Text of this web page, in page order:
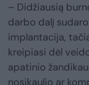
– Didžiausią
darbo dalį
implantacija,
kreipiasi dėl
apatinio
nosikaulio ar